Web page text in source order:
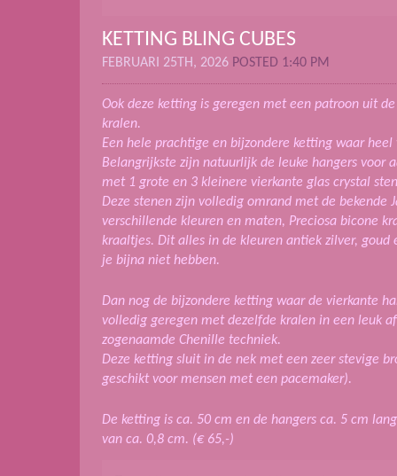
KETTING BLING CUBES
FEBRUARI 25TH, 2026 POSTED 1:40 PM
Ook deze ketting is geregen met een patroon uit
kralen.
Een hele prachtige en bijzondere ketting waar
Belangrijkste zijn natuurlijk de leuke hangers voor
met 1 grote en 3 kleinere vierkante glas crystal
Deze stenen zijn volledig omrand met de bekende
verschillende kleuren en maten, Preciosa bicone
kraaltjes. Dit alles in de kleuren antiek zilver,
je bijna niet hebben.
Dan nog de bijzondere ketting waar de vierkante
volledig geregen met dezelfde kralen in een leuk
zogenaamde Chenille techniek.
Deze ketting sluit in de nek met een zeer stevige
geschikt voor mensen met een pacemaker).
De ketting is ca. 50 cm en de hangers ca. 5 cm
van ca. 0,8 cm. (€ 65,-)